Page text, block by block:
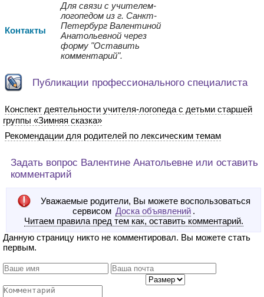
Контакты
Для связи с учителем-
логопедом из г. Санкт-
Петербург Валентиной
Анатольевной через
форму "Оставить
комментарий".
Публикации профессионального специалиста
Конспект деятельности учителя-логопеда с детьми старшей
группы «Зимняя сказка»
Рекомендации для родителей по лексическим темам
Задать вопрос Валентине Анатольевне или оставить
комментарий
Уважаемые родители, Вы можете воспользоваться
сервисом Доска объявлений .
Читаем правила пред тем как, оставить комментарий.
Данную страницу никто не комментировал. Вы можете стать
первым.